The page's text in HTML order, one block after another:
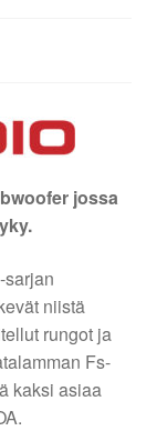
jossa
sarjan
niistä
rungot ja
Fs-
kaksi asiaa